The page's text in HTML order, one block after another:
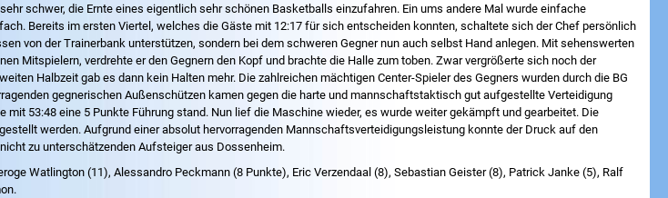
schwer, die Ernte eines eigentlich sehr schönen Basketballs einzufahren. Ein ums andere Mal wurde einfache
Bereits im ersten Viertel, welches die Gäste mit 12:17 für sich entscheiden konnten, schaltete sich der Chef persönlich
von der Trainerbank unterstützen, sondern bei dem schweren Gegner nun auch selbst Hand anlegen. Mit sehenswerten
Mitspielern, verdrehte er den Gegnern den Kopf und brachte die Halle zum toben. Zwar vergrößerte sich noch der
Halbzeit gab es dann kein Halten mehr. Die zahlreichen mächtigen Center-Spieler des Gegners wurden durch die BG
gegnerischen Außenschützen kamen gegen die harte und mannschaftstaktisch gut aufgestellte Verteidigung
53:48 eine 5 Punkte Führung stand. Nun lief die Maschine wieder, es wurde weiter gekämpft und gearbeitet. Die
werden. Aufgrund einer absolut hervorragenden Mannschaftsverteidigungsleistung konnte der Druck auf den
zu unterschätzenden Aufsteiger aus Dossenheim.
Watlington (11), Alessandro Peckmann (8 Punkte), Eric Verzendaal (8), Sebastian Geister (8), Patrick Janke (5), Ralf